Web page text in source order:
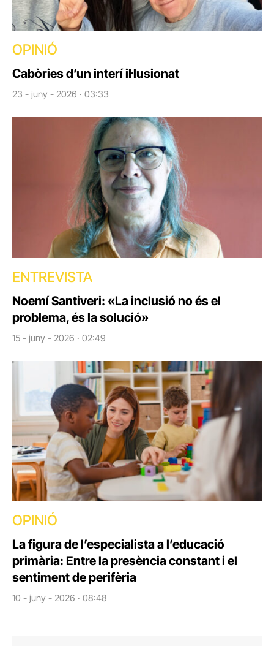
OPINIÓ
Cabòries d’un interí il·lusionat
23 - juny - 2026 · 03:33
ENTREVISTA
Noemí Santiveri: «La inclusió no és el
problema, és la solució»
15 - juny - 2026 · 02:49
OPINIÓ
La figura de l’especialista a l’educació
primària: Entre la presència constant i el
sentiment de perifèria
10 - juny - 2026 · 08:48